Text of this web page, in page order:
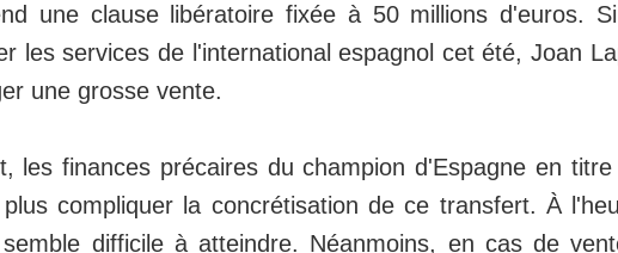
une clause libératoire fixée à 50 millions d'euros.
les services de l'international espagnol cet été, Joan
une grosse vente.
les finances précaires du champion d'Espagne en
compliquer la concrétisation de ce transfert. À
difficile à atteindre. Néanmoins, en cas de